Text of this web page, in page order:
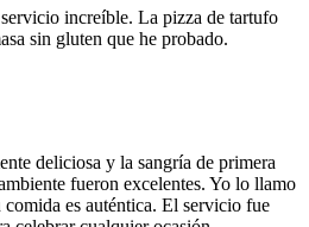
increíble. La pizza de tartufo
sin gluten que he probado.
deliciosa y la sangría de primera
fueron excelentes. Yo lo llamo
es auténtica. El servicio fue